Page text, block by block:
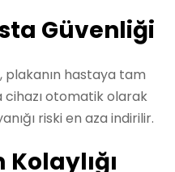
Güvenliği
plakanın hastaya tam
otomatik olarak
riski en aza indirilir.